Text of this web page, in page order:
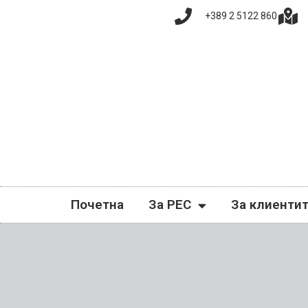
+389 2 5122 860
Почетна За РЕС За